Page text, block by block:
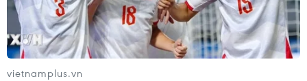
vietnamplus.vn